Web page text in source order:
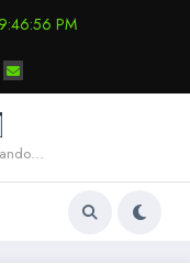
9:46:56 PM